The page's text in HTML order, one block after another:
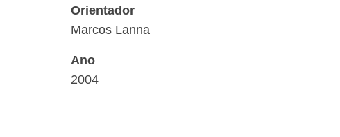
Orientador
Marcos Lanna
Ano
2004